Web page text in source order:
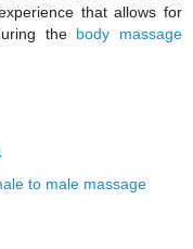
that allows for
the body massage
to male massage